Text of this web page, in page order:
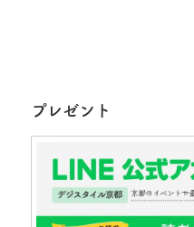
プレゼント